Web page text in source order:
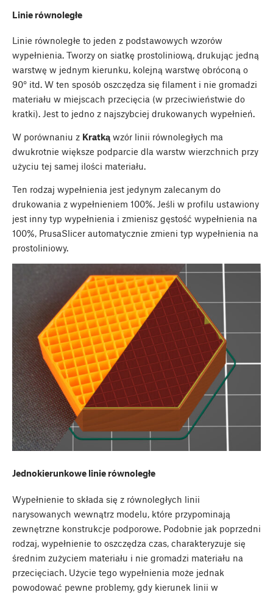
Linie równoległe
Linie równoległe to jeden z podstawowych wzorów
wypełnienia. Tworzy on siatkę prostoliniową, drukując jedną
warstwę w jednym kierunku, kolejną warstwę obróconą o
90° itd. W ten sposób oszczędza się filament i nie gromadzi
materiału w miejscach przecięcia (w przeciwieństwie do
kratki). Jest to jedno z najszybciej drukowanych wypełnień.
W porównaniu z Kratką wzór linii równoległych ma
dwukrotnie większe podparcie dla warstw wierzchnich przy
użyciu tej samej ilości materiału.
Ten rodzaj wypełnienia jest jedynym zalecanym do
drukowania z wypełnieniem 100%. Jeśli w profilu ustawiony
jest inny typ wypełnienia i zmienisz gęstość wypełnienia na
100%, PrusaSlicer automatycznie zmieni typ wypełnienia na
prostoliniowy.
Jednokierunkowe linie równoległe
Wypełnienie to składa się z równoległych linii
narysowanych wewnątrz modelu, które przypominają
zewnętrzne konstrukcje podporowe. Podobnie jak poprzedni
rodzaj, wypełnienie to oszczędza czas, charakteryzuje się
średnim zużyciem materiału i nie gromadzi materiału na
przecięciach. Użycie tego wypełnienia może jednak
powodować pewne problemy, gdy kierunek linii w